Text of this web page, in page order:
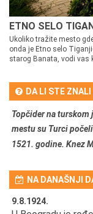
ETNO SELO
Ukoliko tražite mesto
onda je Etno selo
starog Banata, vodi vas
DA LI STE
Topčider na
mestu su Turci
1521. godine. Knez
NA DANAŠNJI
9.8.1924.